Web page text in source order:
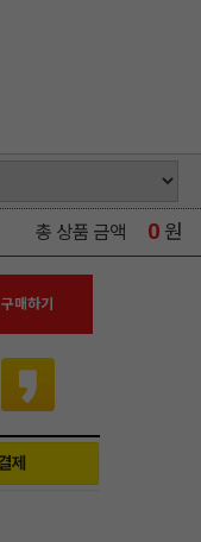
총 상품 금액 0 원
구매하기